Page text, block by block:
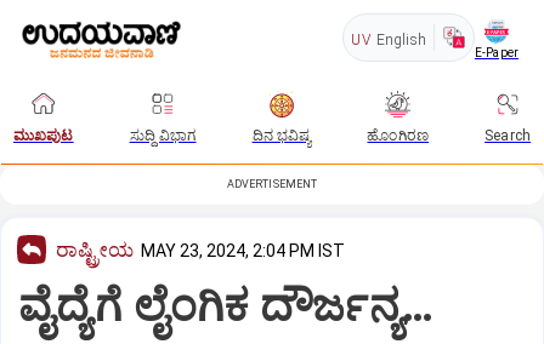
UV English
E-Paper
ಮುಖಪುಟ ಸುದ್ದಿ ವಿಭಾಗ ದಿನ ಭವಿಷ್ಯ ಹೊಂಗಿರಣ Search
ADVERTISEMENT
ರಾಷ್ಟ್ರೀಯ MAY 23, 2024, 2:04 PM IST
ವೈದ್ಯೆಗೆ ಲೈಂಗಿಕ ದೌರ್ಜನ್ಯ…